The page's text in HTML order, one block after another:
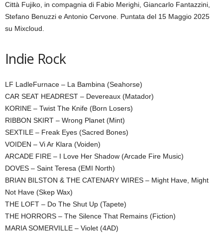
Città Fujiko, in compagnia di Fabio Merighi, Giancarlo Fantazzini,
Stefano Benuzzi e Antonio Cervone. Puntata del 15 Maggio 2025
su Mixcloud.
Indie Rock
LF LadleFurnace – La Bambina (Seahorse)
CAR SEAT HEADREST – Devereaux (Matador)
KORINE – Twist The Knife (Born Losers)
RIBBON SKIRT – Wrong Planet (Mint)
SEXTILE – Freak Eyes (Sacred Bones)
VOIDEN – Vi Ar Klara (Voiden)
ARCADE FIRE – I Love Her Shadow (Arcade Fire Music)
DOVES – Saint Teresa (EMI North)
BRIAN BILSTON & THE CATENARY WIRES – Might Have, Might
Not Have (Skep Wax)
THE LOFT – Do The Shut Up (Tapete)
THE HORRORS – The Silence That Remains (Fiction)
MARIA SOMERVILLE – Violet (4AD)